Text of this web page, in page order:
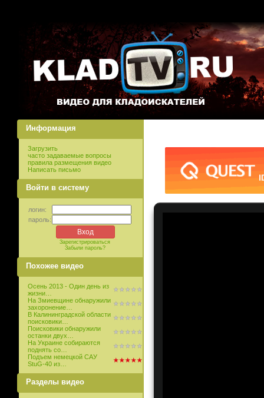
Информация
Загрузить
часто задаваемые вопросы
правила размещения видео
Написать письмо
Войти в систему
логин:
пароль:
Зарегистрироваться
Забыли пароль?
Похожее видео
Осень 2013 - Один день из
жизни…
На Змиевщине обнаружили
захоронение…
В Калининградской области
поисковики…
Поисковики обнаружили
останки двух…
На Украине собираются
поднять со…
Подъем немецкой САУ
StuG-40 из…
Разделы видео